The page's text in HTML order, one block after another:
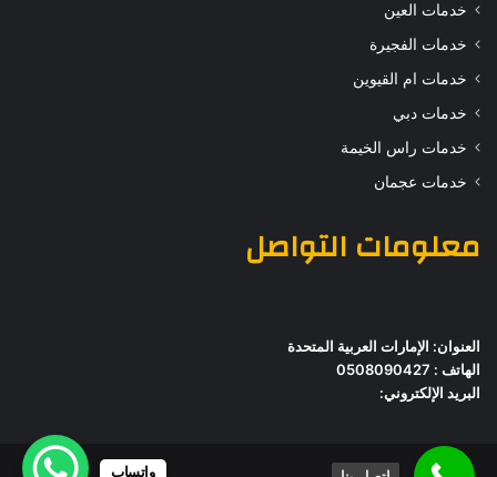
خدمات العين
خدمات الفجيرة
خدمات ام القيوين
خدمات دبي
خدمات راس الخيمة
خدمات عجمان
معلومات التواصل
العنوان: الإمارات العربية المتحدة
الهاتف : 0508090427
البريد الإلكتروني:
واتساب